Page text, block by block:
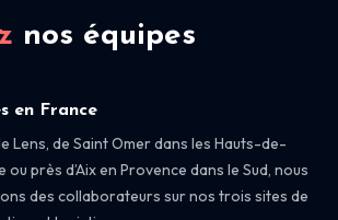
nos équipes
en France
Lens, de Saint Omer dans les Hauts-de-
ou près d’Aix en Provence dans le Sud, nous
des collaborateurs sur nos trois sites de